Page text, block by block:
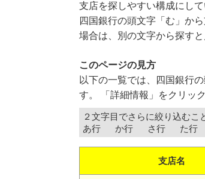
支店を探しやすい構成にして
四国銀行の頭文字「む」か
場合は、別の文字から探す
このページの見方
以下の一覧では、四国銀行
す。 「詳細情報」をクリッ
２文字目でさらに絞り込むこ
あ行 か行 さ行 た行
支店名